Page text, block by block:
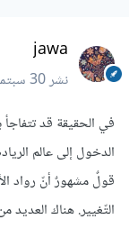
jawa
نشر30 سبتمبر 2015
في الحقيقة قد
الدخول إلى عالم
التّغيير. هناك العديد